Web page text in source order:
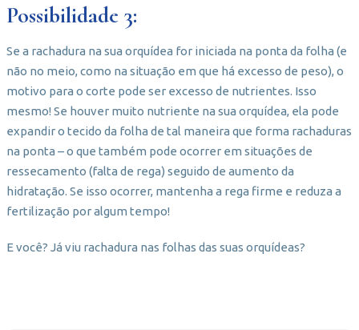
Possibilidade 3:
Se a rachadura na sua orquídea for iniciada na ponta da folha (e
não no meio, como na situação em que há excesso de peso), o
motivo para o corte pode ser excesso de nutrientes. Isso
mesmo! Se houver muito nutriente na sua orquídea, ela pode
expandir o tecido da folha de tal maneira que forma rachaduras
na ponta – o que também pode ocorrer em situações de
ressecamento (falta de rega) seguido de aumento da
hidratação. Se isso ocorrer, mantenha a rega firme e reduza a
fertilização por algum tempo!
E você? Já viu rachadura nas folhas das suas orquídeas?